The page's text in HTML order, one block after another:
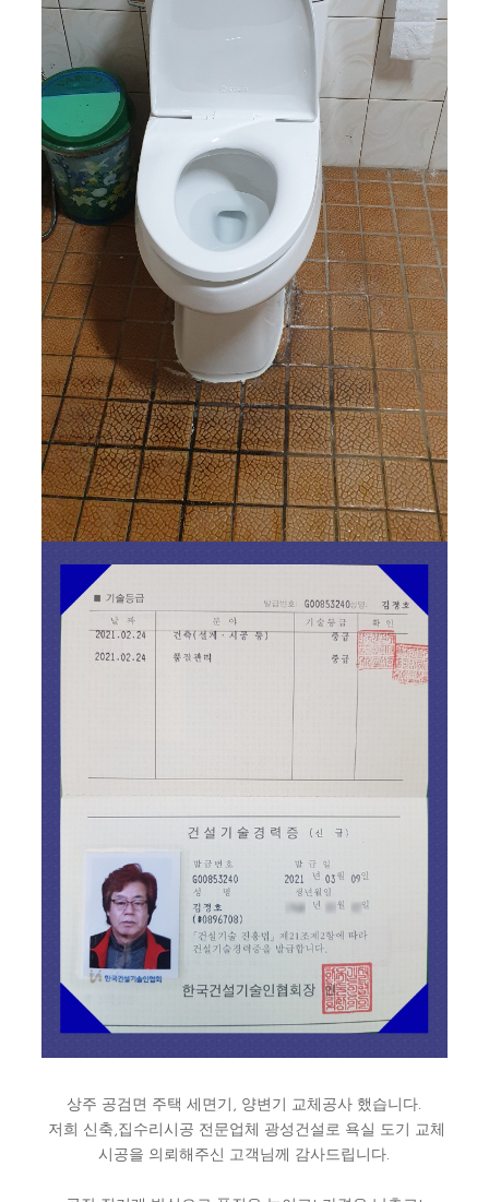
상주 공검면 주택 세면기, 양변기 교체공사 했습니다.
저희 신축,집수리시공 전문업체 광성건설로 욕실 도기 교체
시공을 의뢰해주신 고객님께 감사드립니다.